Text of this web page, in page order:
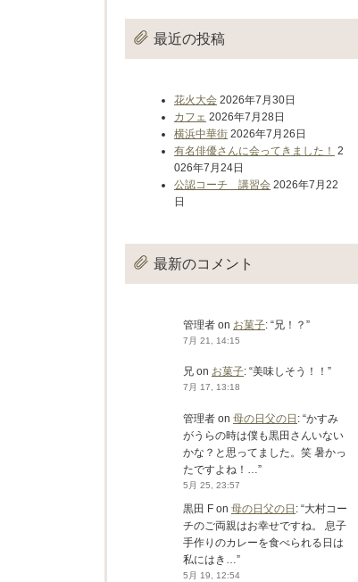
最近の投稿
花火大会 2026年7月30日
カフェ 2026年7月28日
横浜中華街 2026年7月26日
有名俳優さんに会ってきました！ 2
026年7月24日
公認コーチ 講習会 2026年7月22
日
最新のコメント
管理者 on お菓子: “兄！？ ”
7月 21, 14:15
兄 on お菓子: “美味しそう！！ ”
7月 17, 13:18
管理者 on 母の日父の日 : “かすみ
がうらの時は僕も黒田さんいない
かな？と思ってました。笑 暑かっ
たですよね！… ”
5月 25, 23:57
黒田 F on 母の日父の日 : “大村コー
チのご両親はお幸せですね。 息子
手作りのカレーを食べられる日は
私にはき…”
5月 19, 12:54